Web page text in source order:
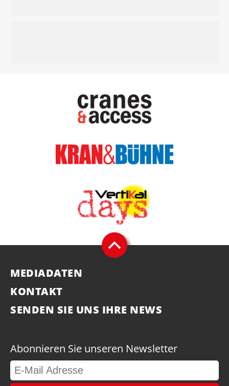
MEDIADATEN
KONTAKT
SENDEN SIE UNS IHRE NEWS
Abonnieren Sie unseren Newsletter